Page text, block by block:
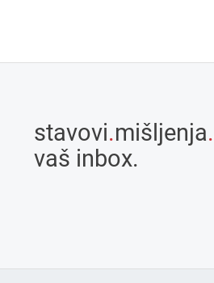
stavovi.mišljenja.
vaš inbox.